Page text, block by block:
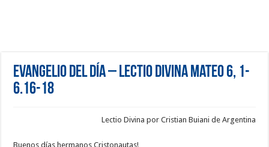
Evangelio del día – Lectio Divina Mateo 6, 1-
6.16-18
Lectio Divina por Cristian Buiani de Argentina
Buenos días hermanos Cristonautas!